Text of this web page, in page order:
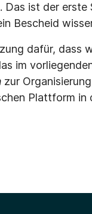
Das ist der
Bescheid
dafür, dass
im
zur
Plattform